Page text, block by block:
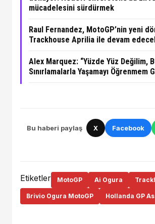
mücadelesini sürdürmek
Raul Fernandez, MotoGP’nin yeni
Trackhouse Aprilia ile devam
Alex Marquez: “Yüzde Yüz Değilim,
Sınırlamalarla Yaşamayı Öğrenmem
Bu haberi paylaş X Facebook
Etiketler MotoGP Ai Ogura
Brivio Ogura MotoGP Hollanda GP